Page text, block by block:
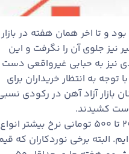
و تا اخر همان هفته در بازار
نیز جلوی آن را نگرفت و این
نیز به حبابی غیرواقعی دست
به انتظار خریداران برای
بازار آزاد آهن در رکودی
دست کشیدند.
براساس آخرین قیمت‌های اعلام‌شده از سوی نوردکاران فولادی شاهد کاهش ۲۰۰ تا ۵۰۰ تومانی نرخ بیشتر انواع
البته برخی نوردکاران که